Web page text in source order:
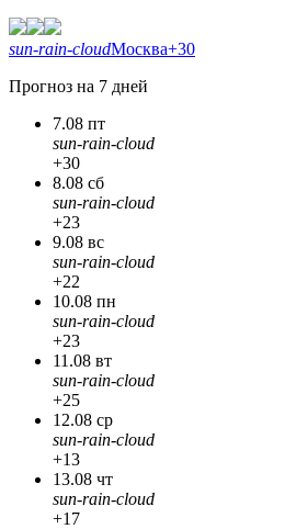
sun-rain-cloudМосква+30
Прогноз на 7 дней
7.08 пт
sun-rain-cloud
+30
8.08 сб
sun-rain-cloud
+23
9.08 вс
sun-rain-cloud
+22
10.08 пн
sun-rain-cloud
+23
11.08 вт
sun-rain-cloud
+25
12.08 ср
sun-rain-cloud
+13
13.08 чт
sun-rain-cloud
+17